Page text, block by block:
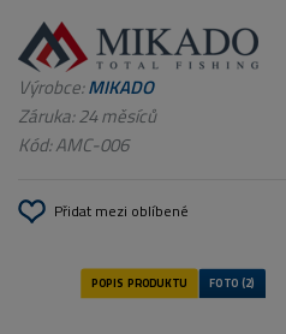
Výrobce:MIKADO
Záruka: 24 měsíců
Kód:AMC-006
Přidat mezi oblíbené